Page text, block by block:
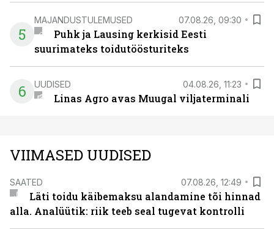
5
MAJANDUSTULEMUSED 07.08.26, 09:30
Puhk ja Lausing kerkisid Eesti
suurimateks toidutöösturiteks
6 UUDISED 04.08.26, 11:23
Linas Agro avas Muugal viljaterminali
VIIMASED UUDISED
SAATED 07.08.26, 12:49
Läti toidu käibemaksu alandamine tõi hinnad
alla. Analüütik: riik teeb seal tugevat kontrolli